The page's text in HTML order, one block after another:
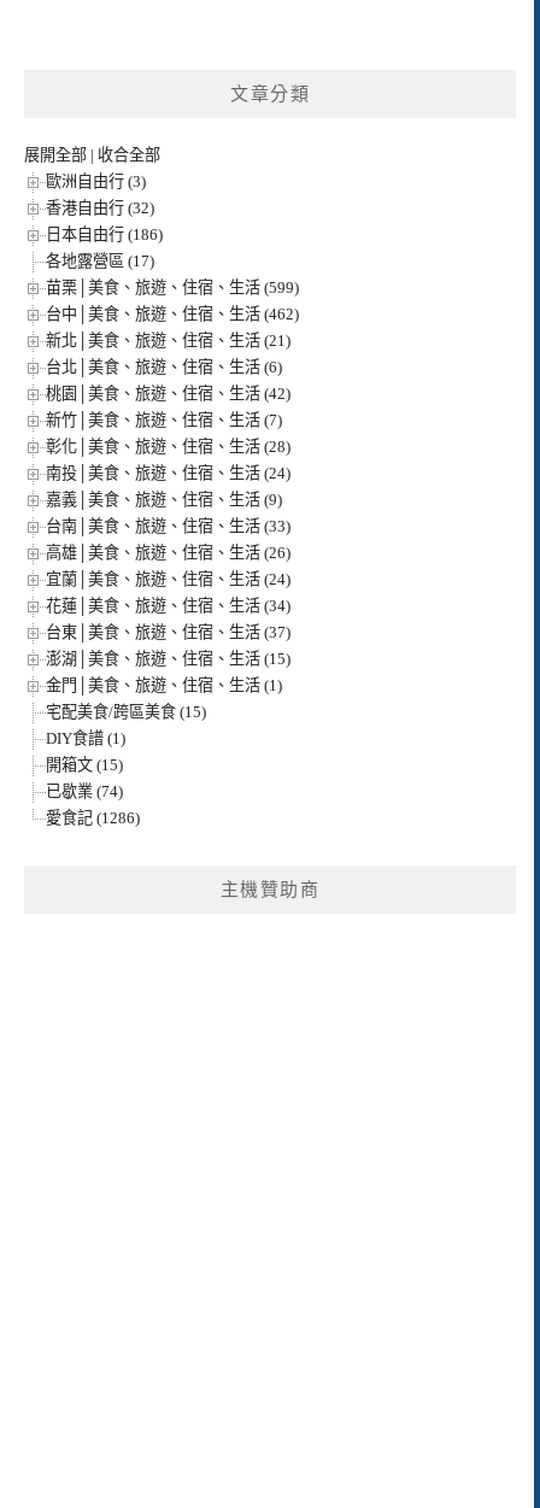
文章分類
展開全部 | 收合全部
歐洲自由行 (3)
香港自由行 (32)
日本自由行 (186)
各地露營區 (17)
苗栗│美食、旅遊、住宿、生活 (599)
台中│美食、旅遊、住宿、生活 (462)
新北│美食、旅遊、住宿、生活 (21)
台北│美食、旅遊、住宿、生活 (6)
桃園│美食、旅遊、住宿、生活 (42)
新竹│美食、旅遊、住宿、生活 (7)
彰化│美食、旅遊、住宿、生活 (28)
南投│美食、旅遊、住宿、生活 (24)
嘉義│美食、旅遊、住宿、生活 (9)
台南│美食、旅遊、住宿、生活 (33)
高雄│美食、旅遊、住宿、生活 (26)
宜蘭│美食、旅遊、住宿、生活 (24)
花蓮│美食、旅遊、住宿、生活 (34)
台東│美食、旅遊、住宿、生活 (37)
澎湖│美食、旅遊、住宿、生活 (15)
金門│美食、旅遊、住宿、生活 (1)
宅配美食/跨區美食 (15)
DIY食譜 (1)
開箱文 (15)
已歇業 (74)
愛食記 (1286)
主機贊助商